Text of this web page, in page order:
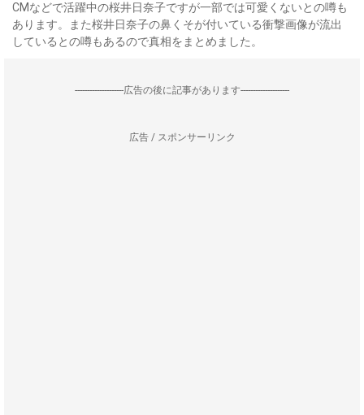
CMなどで活躍中の桜井日奈子ですが一部では可愛くないとの噂も
あります。また桜井日奈子の鼻くそが付いている衝撃画像が流出
しているとの噂もあるので真相をまとめました。
--------------------広告の後に記事があります--------------------
広告 / スポンサーリンク